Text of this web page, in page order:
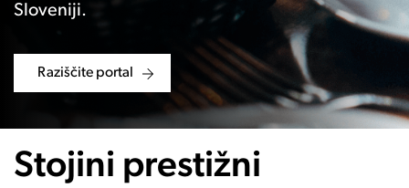
Sloveniji.
Raziščite portal
Stojini prestižni